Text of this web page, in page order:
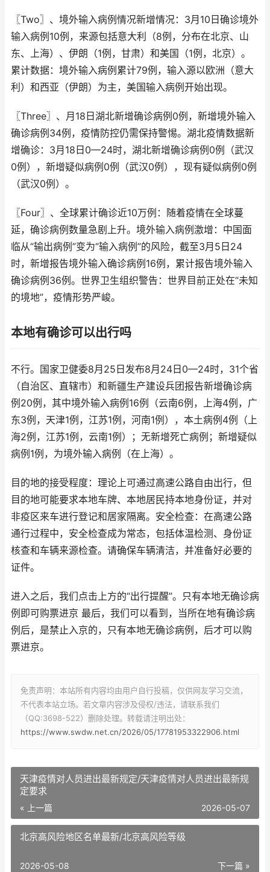
〖Two〗、境外输入病例情况新增情况：3月10日确诊境外
输入病例10例，来源包括意大利（8例，分布在北京、山
东、上海）、伊朗（1例，甘肃）和美国（1例，北京）。
累计数据：境外输入病例累计79例，输入源以欧洲（意大
利）和西亚（伊朗）为主，美国输入病例开始出现。
〖Three〗、月18日湖北新增确诊病例0例，新增境外输入
确诊病例34例，疫情防控仍需保持警惕。湖北疫情数据新
增确诊：3月18日0—24时，湖北新增确诊病例0例（武汉
0例），新增疑似病例0例（武汉0例），现有疑似病例0例
（武汉0例）。
〖Four〗、全球累计确诊近10万例：随着疫情在全球蔓
延，确诊病例数量急剧上升。境外输入病例激增：中国面
临从“输出病例”变为“输入病例”的风险，截至3月5日24
时，新增报告境外输入确诊病例16例，累计报告境外输入
确诊病例36例。世界卫生组织警告：世界目前正处在“未知
的境地”，疫情形势严峻。
本地有确诊可以出行吗
不行。国家卫健委8月25日发布8月24日0—24时，31个省
（自治区、直辖市）和新疆生产建设兵团报告新增确诊病
例20例，其中境外输入病例16例（云南6例，上海4例，广
东3例，天津1例，江苏1例，河南1例），本土病例4例（上
海2例，江苏1例，云南1例）；无新增死亡病例；新增疑似
病例1例，为境外输入病例（在上海）。
目的地的接受程度：理论上可通过高速公路自由出行，但
目的地可能要求本地车牌、本地居民持本地身份证，并对
非疫区来车进行登记和居家隔离。安全检查：在高速公路
通行过程中，安全检查成为常态，包括体温检测、身份证
核查和车辆来源检查。请确保车辆清洁，并准备好必要的
证件。
进入之后，我们点击上方的“出行提醒”。只有本地无确诊病
例即可购票进京 最后，我们可以看到，当所在地有确诊病
例后，是禁止入京的，只有本地无确诊病例，后才可以购
票进京。
免责声明：本站所有内容均由用户自行投稿，仅供网友学习交流，
不代表本站立场。若文章内容涉及侵权/违法，请联系我们
（QQ:3698-522）删除处理。转载请注明出处：
https://www.swdw.net.cn/2026/05/17781953322906.html
天津疫情对人员进出最新规定/天津疫情对人员进出最新规
定要求
« 上一篇 2026-05-07
北京高风险地区名单最新/北京高风险等级
下一篇 »
2026-05-08